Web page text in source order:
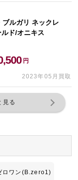
ルガリ ネックレ
ド/オニキス
円
2023年05月買取
見る
ロワン(B.zero1)